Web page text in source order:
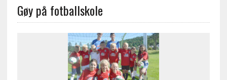
Gøy på fotballskole